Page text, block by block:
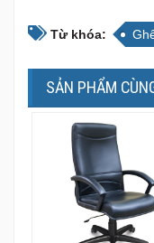
Từ khóa:
SẢN PHẨM